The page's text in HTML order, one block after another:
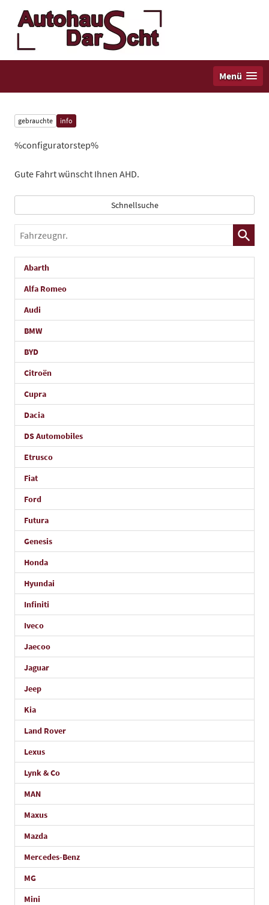
Menü
gebrauchte info
%configuratorstep%
Gute Fahrt wünscht Ihnen AHD.
Schnellsuche
Fahrzeugnr.
Abarth
Alfa Romeo
Audi
BMW
BYD
Citroën
Cupra
Dacia
DS Automobiles
Etrusco
Fiat
Ford
Futura
Genesis
Honda
Hyundai
Infiniti
Iveco
Jaecoo
Jaguar
Jeep
Kia
Land Rover
Lexus
Lynk & Co
MAN
Maxus
Mazda
Mercedes-Benz
MG
Mini